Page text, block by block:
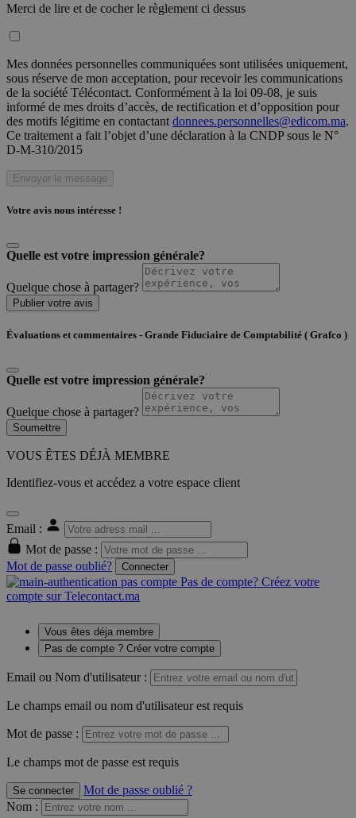
Merci de lire et de cocher le règlement ci dessus
Mes données personnelles communiquées sont utilisées uniquement,
sous réserve de mon acceptation, pour recevoir les communications
de la société Télécontact. Conformément à la loi 09-08, je suis
informé de mes droits d’accès, de rectification et d’opposition pour
des motifs légitime en contactant donnees.personnelles@edicom.ma.
Ce traitement a fait l’objet d’une déclaration à la CNDP sous le N°
D-M-310/2015
Envoyer le message
Votre avis nous intéresse !
Quelle est votre impression générale?
Quelque chose à partager?
Publier votre avis
Évaluations et commentaires - Grande Fiduciaire de Comptabilité ( Grafco )
Quelle est votre impression générale?
Quelque chose à partager?
Soumettre
VOUS ÊTES DÉJÀ MEMBRE
Identifiez-vous et accédez a votre espace client
Email :
Mot de passe :
Mot de passe oublié?
Connecter
Pas de compte? Créez votre
compte sur Telecontact.ma
Vous êtes déja membre
Pas de compte ? Créer votre compte
Email ou Nom d'utilisateur :
Le champs email ou nom d'utilisateur est requis
Mot de passe :
Le champs mot de passe est requis
Se connecter
Mot de passe oublié ?
Nom :